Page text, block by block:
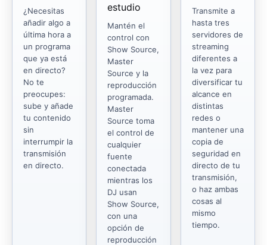
¿Necesitas
añadir algo a
última hora a
un programa
que ya está
en directo?
No te
preocupes:
sube y añade
tu contenido
sin
interrumpir la
transmisión
en directo.
estudio
Mantén el
control con
Show Source,
Master
Source y la
reproducción
programada.
Master
Source toma
el control de
cualquier
fuente
conectada
mientras los
DJ usan
Show Source,
con una
opción de
reproducción
Transmite a
hasta tres
servidores de
streaming
diferentes a
la vez para
diversificar tu
alcance en
distintas
redes o
mantener una
copia de
seguridad en
directo de tu
transmisión,
o haz ambas
cosas al
mismo
tiempo.